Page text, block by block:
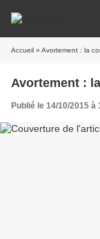
Accueil » Avortement : la
Avortement :
Publié le 14/10/2015 à